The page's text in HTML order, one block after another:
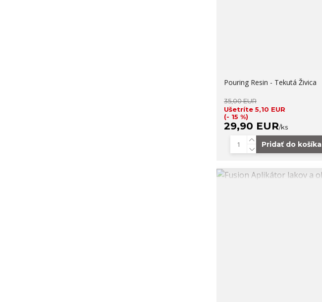
Pouring Resin - Tekutá Živica
35,00 EUR
Ušetríte 5,10 EUR
(- 15 %)
29,90 EUR/ks
Pridať do košíka